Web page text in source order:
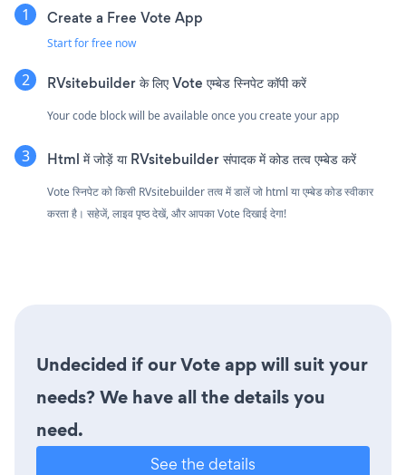
Create a Free Vote App
Start for free now
RVsitebuilder के लिए Vote एम्बेड स्निपेट कॉपी करें
Your code block will be available once you create your app
Html में जोड़ें या RVsitebuilder संपादक में कोड तत्व एम्बेड करें
Vote स्निपेट को किसी RVsitebuilder तत्व में डालें जो html या एम्बेड कोड स्वीकार
करता है। सहेजें, लाइव पृष्ठ देखें, और आपका Vote दिखाई देगा!
Undecided if our Vote app will suit your
needs? We have all the details you
need.
See the details